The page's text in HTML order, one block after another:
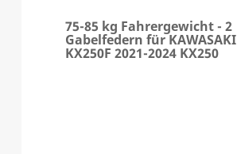
75-85 kg Fahrergewicht - 2
Gabelfedern für KAWASAKI
KX250F 2021-2024 KX250